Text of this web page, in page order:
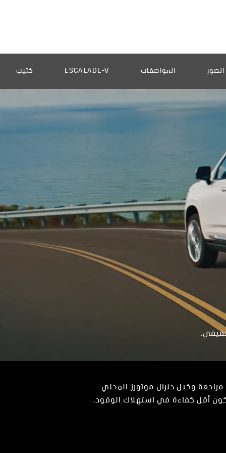
المواصفات ESCALADE-V كتيب
وكيل جنرال موتورز المحلي
أقل كفاءة في استهلاك الوقود.